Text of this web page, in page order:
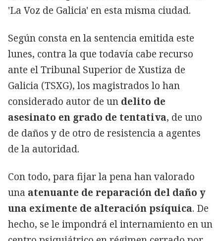
'La Voz de Galicia' en esta misma ciudad.
Según consta en la sentencia emitida este
lunes, contra la que todavía cabe recurso
ante el Tribunal Superior de Xustiza de
Galicia (TSXG), los magistrados lo han
considerado autor de un delito de
asesinato en grado de tentativa, de uno
de daños y de otro de resistencia a agentes
de la autoridad.
Con todo, para fijar la pena han valorado
una atenuante de reparación del daño y
una eximente de alteración psíquica. De
hecho, se le impondrá el internamiento en un